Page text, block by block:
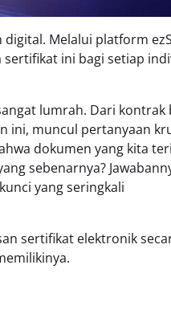
Melalui platform
ini bagi setiap
lumrah. Dari kontrak
ini, muncul pertanyaan
dokumen yang kita
sebenarnya?
yang seringkali
sertifikat elektronik